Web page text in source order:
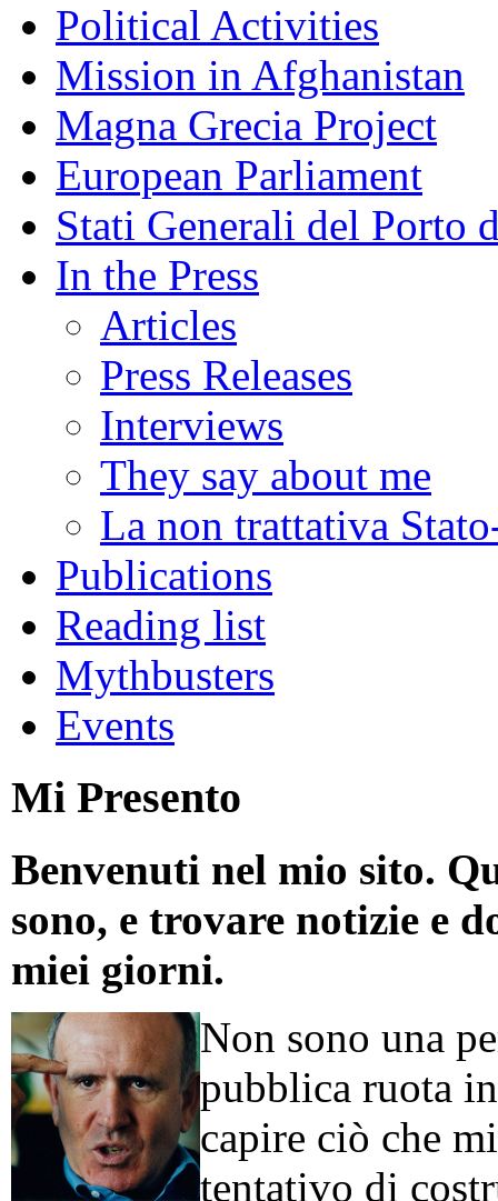
Political Activities
Mission in Afghanistan
Magna Grecia Project
European Parliament
Stati Generali del Porto
In the Press
Articles
Press Releases
Interviews
They say about me
La non trattativa
Publications
Reading list
Mythbusters
Events
Mi Presento
Benvenuti nel mio sito.
sono, e trovare notizie e
miei giorni.
Non sono una
pubblica ruota
capire ciò che
tentativo di